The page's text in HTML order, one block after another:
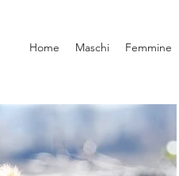
Home Maschi Femmine